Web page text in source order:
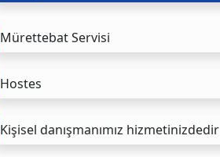
Mürettebat Servisi
Hostes
Kişisel danışmanımız hizmetinizdedir